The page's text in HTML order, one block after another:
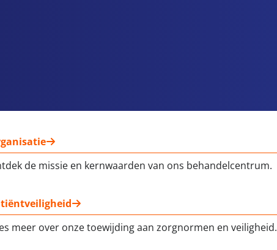
de missie en kernwaarden van ons behandelcentrum.
meer over onze toewijding aan zorgnormen en veiligheid.